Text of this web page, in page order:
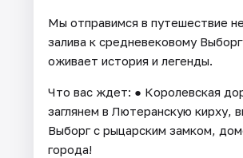
Мы отправимся в путешествие
залива к средневековому
оживает история и легенды.
Что вас ждет: ● Королевская
заглянем в Лютеранскую кирху,
Выборг с рыцарским замком,
города!